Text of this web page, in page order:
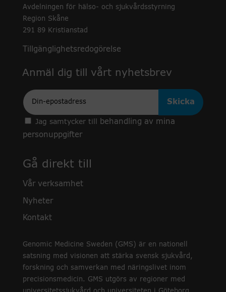
Avdelningen för hälso- och sjukvårdsstyrning
Region Skåne
291 89 Kristianstad
Tillgänglighetsredogörelse
Anmäl dig till vårt nyhetsbrev
Epost
Jag samtycker till
behandling av mina
personuppgifter
Gå direkt till
Vår verksamhet
Nyheter
Kontakt
Genomic Medicine Sweden (GMS) är en nationell
satsning med visionen att stärka svensk sjukvård,
forskning och samverkan med näringslivet inom
precisionsmedicin. GMS utgörs av regioner med